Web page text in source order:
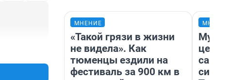
МНЕНИЕ
«Такой грязи в жизни
не видела». Как
тюменцы ездили на
фестиваль за 900 км в